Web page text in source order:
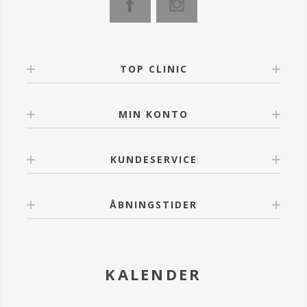
- Forebygger skorpedannelse
- Forøger kollagensyntesen
TOP CLINIC
MIN KONTO
KUNDESERVICE
ÅBNINGSTIDER
KALENDER